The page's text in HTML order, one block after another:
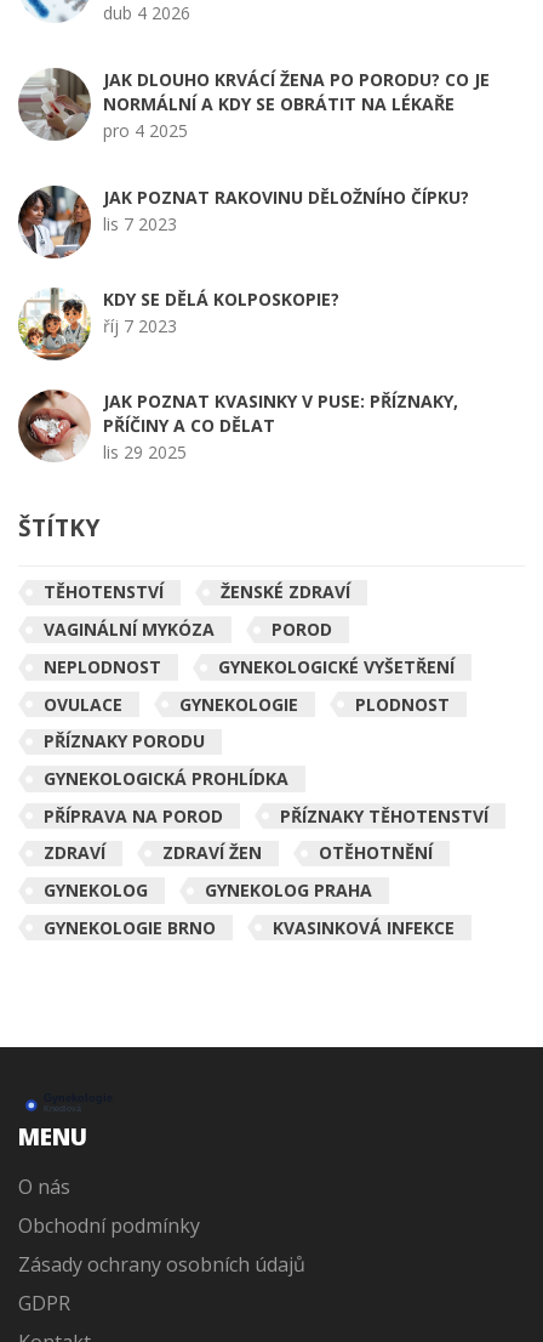
dub 4 2026
JAK DLOUHO KRVÁCÍ ŽENA PO PORODU? CO JE
NORMÁLNÍ A KDY SE OBRÁTIT NA LÉKAŘE
pro 4 2025
JAK POZNAT RAKOVINU DĚLOŽNÍHO ČÍPKU?
lis 7 2023
KDY SE DĚLÁ KOLPOSKOPIE?
říj 7 2023
JAK POZNAT KVASINKY V PUSE: PŘÍZNAKY,
PŘÍČINY A CO DĚLAT
lis 29 2025
ŠTÍTKY
TĚHOTENSTVÍ
ŽENSKÉ ZDRAVÍ
VAGINÁLNÍ MYKÓZA
POROD
NEPLODNOST
GYNEKOLOGICKÉ VYŠETŘENÍ
OVULACE
GYNEKOLOGIE
PLODNOST
PŘÍZNAKY PORODU
GYNEKOLOGICKÁ PROHLÍDKA
PŘÍPRAVA NA POROD
PŘÍZNAKY TĚHOTENSTVÍ
ZDRAVÍ
ZDRAVÍ ŽEN
OTĚHOTNĚNÍ
GYNEKOLOG
GYNEKOLOG PRAHA
GYNEKOLOGIE BRNO
KVASINKOVÁ INFEKCE
MENU
O nás
Obchodní podmínky
Zásady ochrany osobních údajů
GDPR